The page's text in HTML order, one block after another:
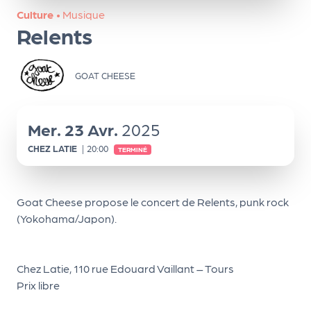
Culture • Musique
Relents
GOAT CHEESE
Mer. 23 Avr. 2025
CHEZ LATIE | 20:00 TERMINÉ
Goat Cheese propose le concert de Relents, punk rock
(Yokohama/Japon).
Chez Latie, 110 rue Edouard Vaillant – Tours
Prix libre
ns
PR
O
G!
O
G!
Le
Ma
g
vr
e